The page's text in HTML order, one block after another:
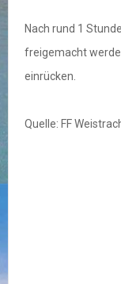
Nach rund 1
freigemacht
einrücken.
Quelle: FF